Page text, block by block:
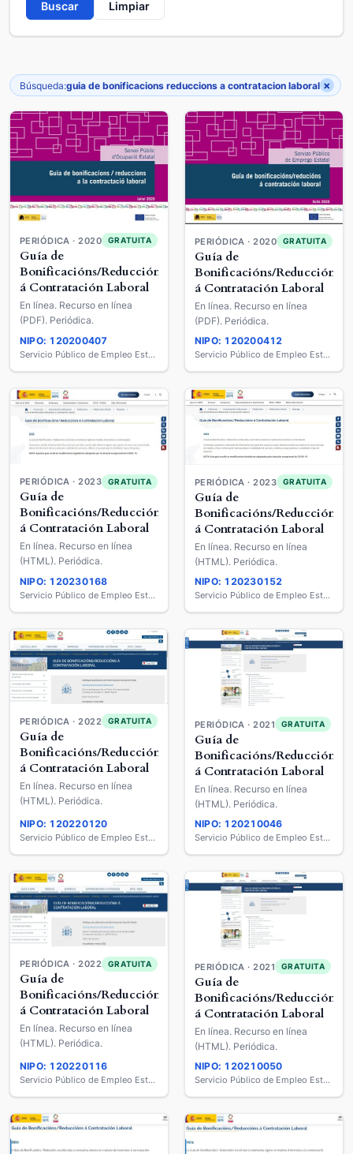
Buscar Limpiar
Búsqueda:guia de bonificacions reduccions a contratacion laboral ×
PERIÓDICA · 2020 GRATUITA
Guía de
Bonificacións/Reduccións
á Contratación Laboral
En línea. Recurso en línea
(PDF). Periódica.
NIPO: 120200407
Servicio Público de Empleo Estatal
PERIÓDICA · 2020 GRATUITA
Guía de
Bonificacións/Reduccións
á Contratación Laboral
En línea. Recurso en línea
(PDF). Periódica.
NIPO: 120200412
Servicio Público de Empleo Estatal
PERIÓDICA · 2023 GRATUITA
Guía de
Bonificacións/Reduccións
á Contratación Laboral
En línea. Recurso en línea
(HTML). Periódica.
NIPO: 120230168
Servicio Público de Empleo Estatal
PERIÓDICA · 2023 GRATUITA
Guía de
Bonificacións/Reduccións
á Contratación Laboral
En línea. Recurso en línea
(HTML). Periódica.
NIPO: 120230152
Servicio Público de Empleo Estatal
PERIÓDICA · 2022 GRATUITA
Guía de
Bonificacións/Reduccións
á Contratación Laboral
En línea. Recurso en línea
(HTML). Periódica.
NIPO: 120220120
Servicio Público de Empleo Estatal
PERIÓDICA · 2021 GRATUITA
Guía de
Bonificacións/Reduccións
á Contratación Laboral
En línea. Recurso en línea
(HTML). Periódica.
NIPO: 120210046
Servicio Público de Empleo Estatal
PERIÓDICA · 2022 GRATUITA
Guía de
Bonificacións/Reduccións
á Contratación Laboral
En línea. Recurso en línea
(HTML). Periódica.
NIPO: 120220116
Servicio Público de Empleo Estatal
PERIÓDICA · 2021 GRATUITA
Guía de
Bonificacións/Reduccións
á Contratación Laboral
En línea. Recurso en línea
(HTML). Periódica.
NIPO: 120210050
Servicio Público de Empleo Estatal